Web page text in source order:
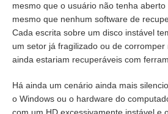
mesmo que o usuário não tenha aberto
mesmo que nenhum software de
Cada escrita sobre um disco instável
um setor já fragilizado ou de
ainda estariam recuperáveis com
Há ainda um cenário ainda mais
o Windows ou o hardware do